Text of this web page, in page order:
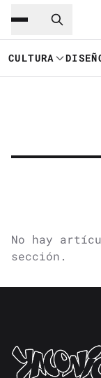
Saltar al
CULTURA
No hay
sección.